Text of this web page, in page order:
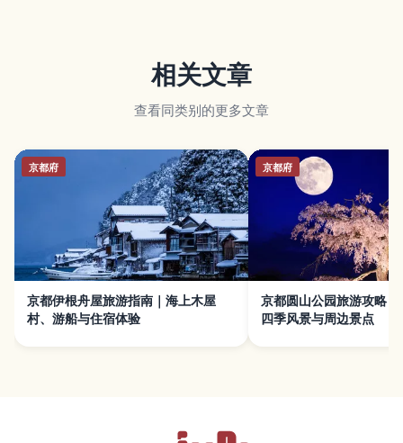
相关文章
查看同类别的更多文章
京都府
京都伊根舟屋旅游指南｜海上木屋
村、游船与住宿体验
京都府
京都圆山公园旅游攻略｜
四季风景与周边景点